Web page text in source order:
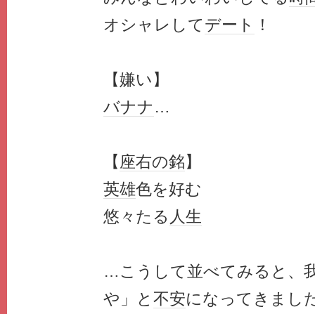
オシャレしてデート ！
【嫌い】
バナナ …
【 座右の銘】
英雄色を好む
悠々たる 人生
…こうして並べてみると、
や」と 不安になってきまし